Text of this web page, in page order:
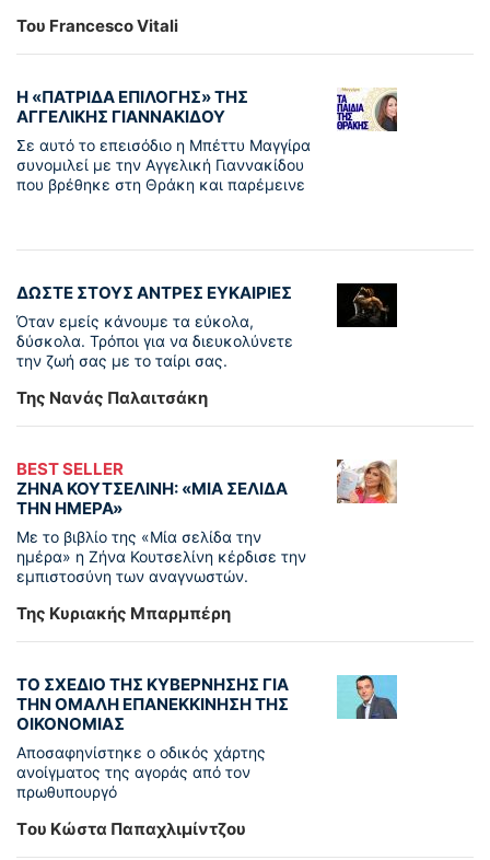
Του Francesco Vitali
Η «ΠΑΤΡΊΔΑ ΕΠΙΛΟΓΉΣ» ΤΗΣ
ΑΓΓΕΛΙΚΉΣ ΓΙΑΝΝΑΚΊΔΟΥ
Σε αυτό το επεισόδιο η Μπέττυ Μαγγίρα
συνομιλεί με την Αγγελική Γιαννακίδου
που βρέθηκε στη Θράκη και παρέμεινε
ΔΩΣΤΕ ΣΤΟΥΣ ΑΝΤΡΕΣ ΕΥΚΑΙΡΙΕΣ
Όταν εμείς κάνουμε τα εύκολα,
δύσκολα. Τρόποι για να διευκολύνετε
την ζωή σας με το ταίρι σας.
Της Νανάς Παλαιτσάκη
BEST SELLER
ΖΗΝΑ ΚΟΥΤΣΕΛΙΝΗ: «ΜΙΑ ΣΕΛΙΔΑ
ΤΗΝ ΗΜΕΡΑ»
Με το βιβλίο της «Μία σελίδα την
ημέρα» η Ζήνα Κουτσελίνη κέρδισε την
εμπιστοσύνη των αναγνωστών.
Της Κυριακής Μπαρμπέρη
ΤΟ ΣΧΕΔΙΟ ΤΗΣ ΚΥΒΕΡΝΗΣΗΣ ΓΙΑ
ΤΗΝ ΟΜΑΛΗ ΕΠΑΝΕΚΚΙΝΗΣΗ ΤΗΣ
ΟΙΚΟΝΟΜΙΑΣ
Αποσαφηνίστηκε ο οδικός χάρτης
ανοίγματος της αγοράς από τον
πρωθυπουργό
Tου Κώστα Παπαχλιμίντζου